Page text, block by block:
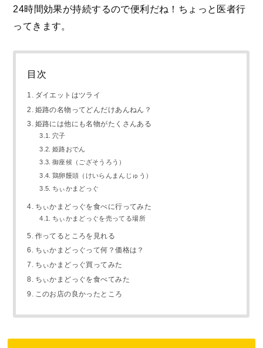
24時間効果が持続するので便利だね！ちょっと医者行
ってきます。
目次
ダイエットはツライ
姫路の名物ってどんだけあんねん？
姫路には他にも名物がたくさんある
穴子
姫路おでん
御座候（ござそうろう）
鶏卵饅頭（けいらんまんじゅう）
ちぃかまどっぐ
ちぃかまどっぐを食べに行ってみた
ちぃかまどっぐを売ってる場所
作ってるところを見れる
ちぃかまどっぐって何？価格は？
ちぃかまどっぐ買ってみた
ちぃかまどっぐを食べてみた
このお店の良かったところ